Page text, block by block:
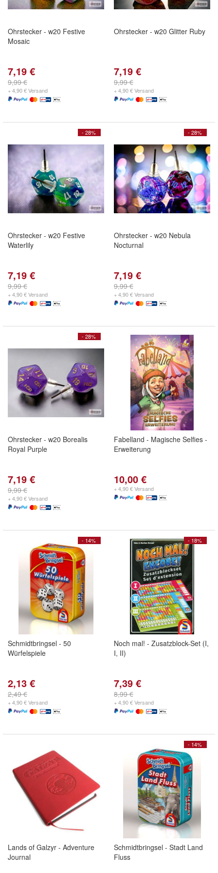
Ohrstecker - w20 Festive
Mosaic
7,19 €
9,99 €
+ 4,90 € Versand
Ohrstecker - w20 Glitter Ruby
7,19 €
9,99 €
+ 4,90 € Versand
- 28%
Ohrstecker - w20 Festive
Waterlily
7,19 €
9,99 €
+ 4,90 € Versand
- 28%
Ohrstecker - w20 Nebula
Nocturnal
7,19 €
9,99 €
+ 4,90 € Versand
- 28%
Ohrstecker - w20 Borealis
Royal Purple
7,19 €
9,99 €
+ 4,90 € Versand
Fabelland - Magische Selfies -
Erweiterung
10,00 €
+ 4,90 € Versand
- 14%
Schmidtbringsel - 50
Würfelspiele
2,13 €
2,49 €
+ 4,90 € Versand
- 18%
Noch mal! - Zusatzblock-Set (I,
I, II)
7,39 €
8,99 €
+ 4,90 € Versand
Lands of Galzyr - Adventure
Journal
- 14%
Schmidtbringsel - Stadt Land
Fluss